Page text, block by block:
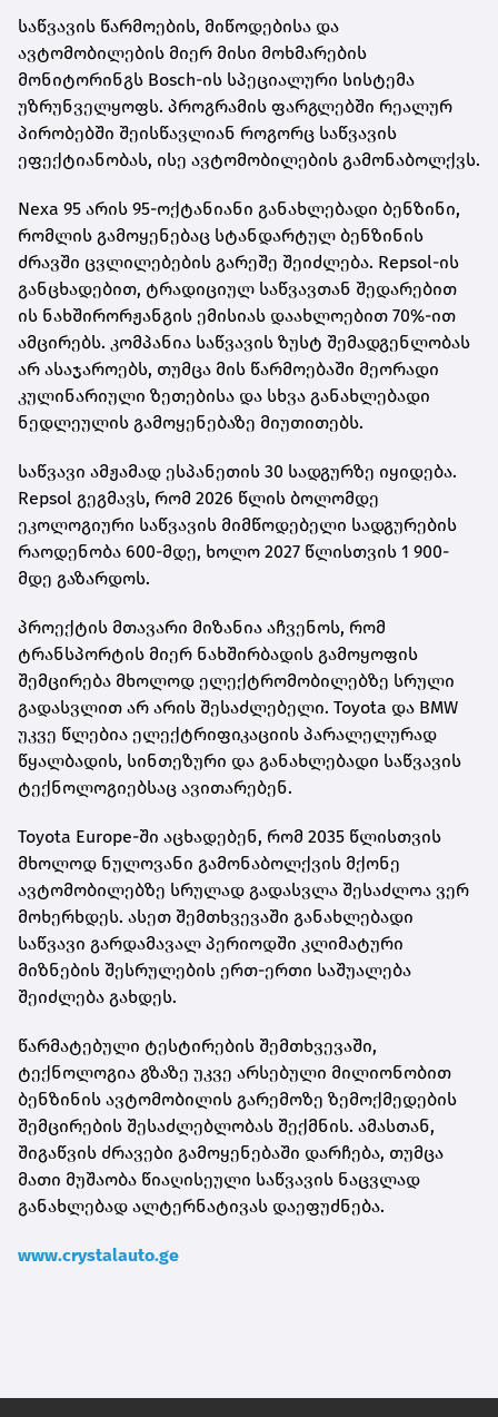
საწვავის წარმოების, მიწოდებისა და
ავტომობილების მიერ მისი მოხმარების
მონიტორინგს Bosch-ის სპეციალური სისტემა
უზრუნველყოფს. პროგრამის ფარგლებში რეალურ
პირობებში შეისწავლიან როგორც საწვავის
ეფექტიანობას, ისე ავტომობილების გამონაბოლქვს.
Nexa 95 არის 95-ოქტანიანი განახლებადი ბენზინი,
რომლის გამოყენებაც სტანდარტულ ბენზინის
ძრავში ცვლილებების გარეშე შეიძლება. Repsol-ის
განცხადებით, ტრადიციულ საწვავთან შედარებით
ის ნახშირორჟანგის ემისიას დაახლოებით 70%-ით
ამცირებს. კომპანია საწვავის ზუსტ შემადგენლობას
არ ასაჯაროებს, თუმცა მის წარმოებაში მეორადი
კულინარიული ზეთებისა და სხვა განახლებადი
ნედლეულის გამოყენებაზე მიუთითებს.
საწვავი ამჟამად ესპანეთის 30 სადგურზე იყიდება.
Repsol გეგმავს, რომ 2026 წლის ბოლომდე
ეკოლოგიური საწვავის მიმწოდებელი სადგურების
რაოდენობა 600-მდე, ხოლო 2027 წლისთვის 1 900-
მდე გაზარდოს.
პროექტის მთავარი მიზანია აჩვენოს, რომ
ტრანსპორტის მიერ ნახშირბადის გამოყოფის
შემცირება მხოლოდ ელექტრომობილებზე სრული
გადასვლით არ არის შესაძლებელი. Toyota და BMW
უკვე წლებია ელექტრიფიკაციის პარალელურად
წყალბადის, სინთეზური და განახლებადი საწვავის
ტექნოლოგიებსაც ავითარებენ.
Toyota Europe-ში აცხადებენ, რომ 2035 წლისთვის
მხოლოდ ნულოვანი გამონაბოლქვის მქონე
ავტომობილებზე სრულად გადასვლა შესაძლოა ვერ
მოხერხდეს. ასეთ შემთხვევაში განახლებადი
საწვავი გარდამავალ პერიოდში კლიმატური
მიზნების შესრულების ერთ-ერთი საშუალება
შეიძლება გახდეს.
წარმატებული ტესტირების შემთხვევაში,
ტექნოლოგია გზაზე უკვე არსებული მილიონობით
ბენზინის ავტომობილის გარემოზე ზემოქმედების
შემცირების შესაძლებლობას შექმნის. ამასთან,
შიგაწვის ძრავები გამოყენებაში დარჩება, თუმცა
მათი მუშაობა წიაღისეული საწვავის ნაცვლად
განახლებად ალტერნატივას დაეფუძნება.
www.crystalauto.ge